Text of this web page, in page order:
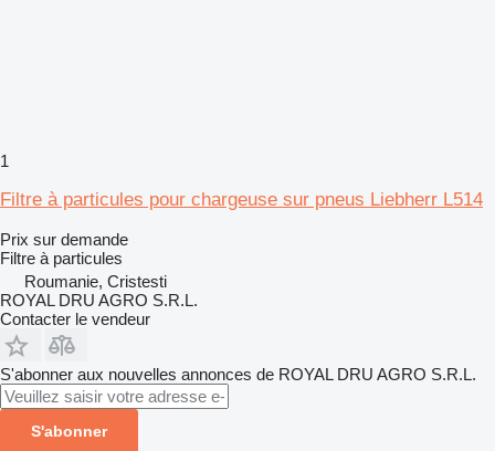
1
Filtre à particules pour chargeuse sur pneus Liebherr L514
Prix sur demande
Filtre à particules
Roumanie, Cristesti
ROYAL DRU AGRO S.R.L.
Contacter le vendeur
S'abonner aux nouvelles annonces de ROYAL DRU AGRO S.R.L.
S'abonner